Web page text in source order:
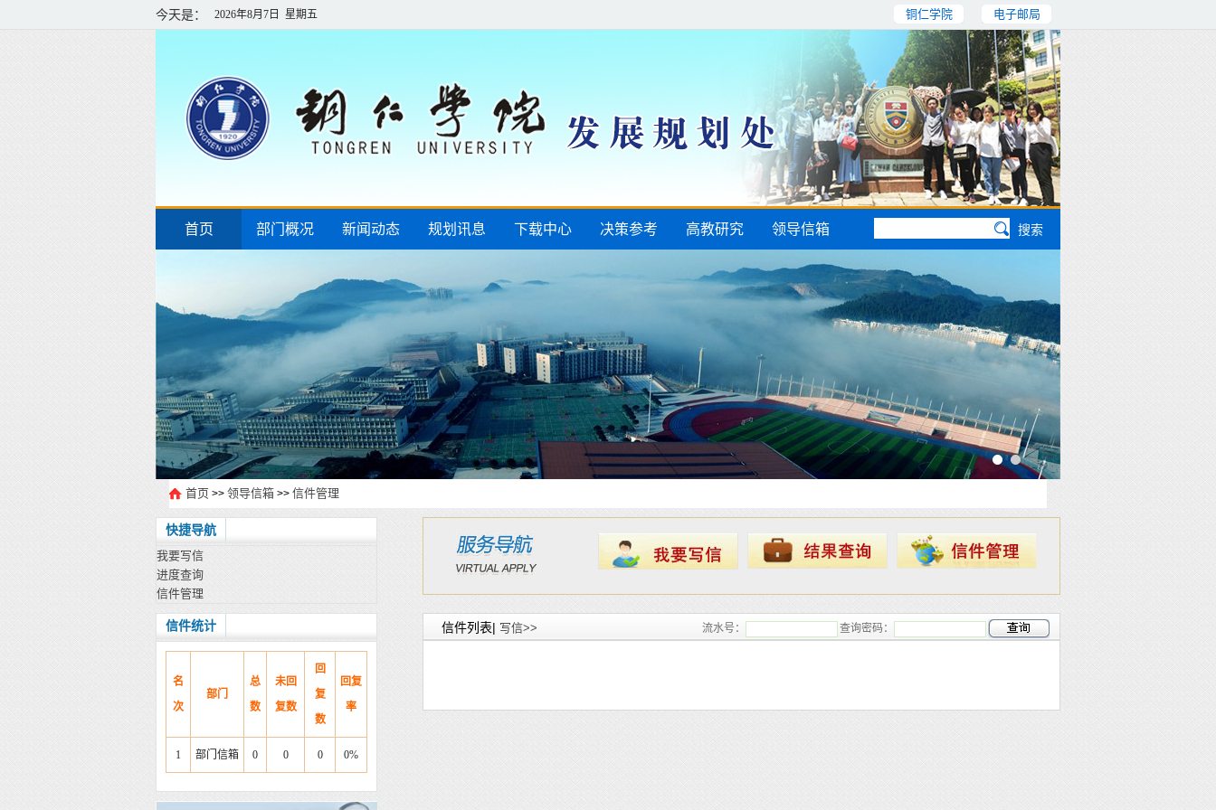
今天是： 2026年8月7日 星期五 铜仁学院 电子邮局
首页 部门概况 新闻动态 规划讯息 下载中心 决策参考 高教研究 领导信箱
首页 >> 领导信箱 >> 信件管理
快捷导航
我要写信
进度查询
信件管理
信件统计
名
次
部门
总
数
未回
复数
回
复
数
回复
率
1 部门信箱 0 0 0 0%
信件列表| 写信>> 流水号： 查询密码：